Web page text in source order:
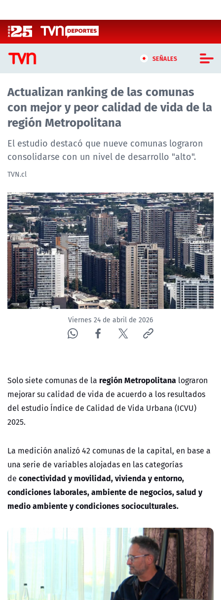
SEÑALES
CASTING MASTERCHEF CHILE
CASTING TVN VERTICAL
TVN VERTICAL
TVN PLAY
TELESERIES
NTV
ACTUALIDAD Y TENDENCIAS
CORPORATIVO Y TRANSPARENCIA
CANAL DE DENUNCIAS
ÁREA DE PROYECTOS
Actualizan ranking de las comunas
con mejor y peor calidad de vida de la
región Metropolitana
El estudio destacó que nueve comunas lograron
consolidarse con un nivel de desarrollo "alto".
TVN.cl
Viernes 24 de abril de 2026
Solo siete comunas de la región Metropolitana lograron
mejorar su calidad de vida de acuerdo a los resultados
del estudio Índice de Calidad de Vida Urbana (ICVU)
2025.
La medición analizó42 comunas de la capital, en base a
una serie de variables alojadas en las categorías
de conectividad y movilidad, vivienda y entorno,
condiciones laborales, ambiente de negocios, salud y
medio ambiente y condiciones socioculturales.